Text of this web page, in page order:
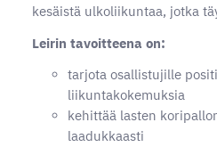
kesäistä ulkoliikuntaa, jotka
Leirin tavoitteena on:
tarjota osallistujille
liikuntakokemuksia
kehittää lasten
laadukkaasti